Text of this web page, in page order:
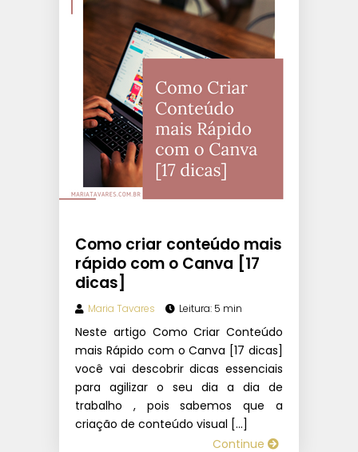
Como criar conteúdo mais
rápido com o Canva [17
dicas]
Maria Tavares Leitura: 5 min
Neste artigo Como Criar Conteúdo
mais Rápido com o Canva [17 dicas]
você vai descobrir dicas essenciais
para agilizar o seu dia a dia de
trabalho , pois sabemos que a
criação de conteúdo visual […]
Continue